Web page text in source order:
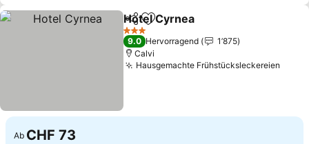
TeilenZu Favoriten hinzufügen
Hotel Cyrnea
3 Sterne
9.0 Hervorragend
1’875
Calvi
Hausgemachte Frühstücksleckereien
Ab CHF 73